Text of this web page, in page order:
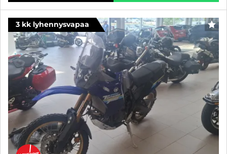
3 kk lyhennysvapaa